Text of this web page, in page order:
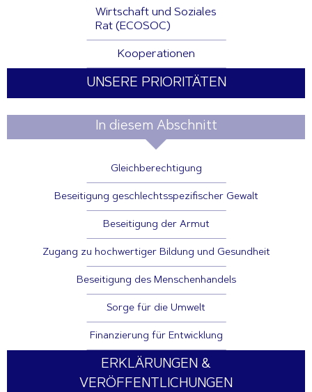
Wirtschaft und Soziales
Rat (ECOSOC)
Kooperationen
UNSERE PRIORITÄTEN
In diesem Abschnitt
Gleichberechtigung
Beseitigung geschlechtsspezifischer Gewalt
Beseitigung der Armut
Zugang zu hochwertiger Bildung und Gesundheit
Beseitigung des Menschenhandels
Sorge für die Umwelt
Finanzierung für Entwicklung
ERKLÄRUNGEN &
VERÖFFENTLICHUNGEN